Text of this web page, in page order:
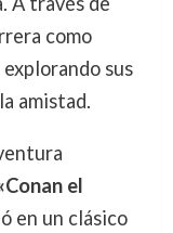
como
sus
amistad.
el
en un clásico